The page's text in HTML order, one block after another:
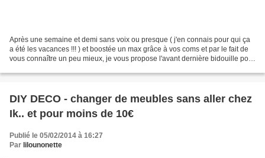
Après une semaine et demi sans voix ou presque ( j'en connais pour qui ça
a été les vacances !!! ) et boostée un max grâce à vos coms et par le fait de
vous connaître un peu mieux, je vous propose l'avant dernière bidouille pour
DIY DECO - changer de meubles sans aller chez
Ik.. et pour moins de 10€
Publié le 05/02/2014 à 16:27
Par lilounonette